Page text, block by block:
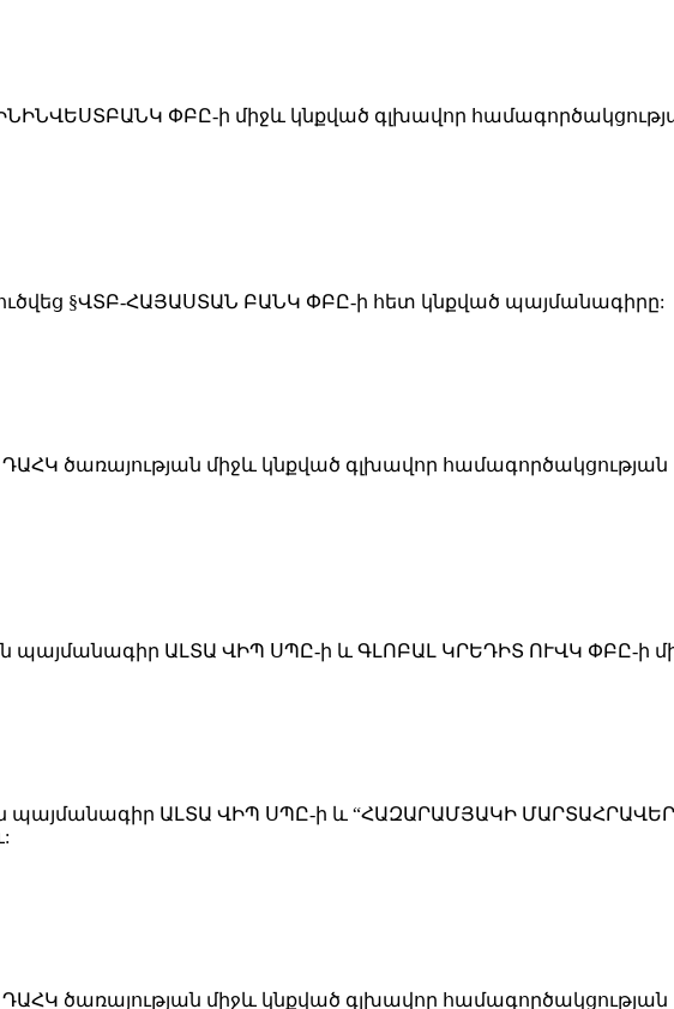
ՓԲԸ-ի միջև կնքված գլխավոր
§ՎՏԲ-ՀԱՅԱՍՏԱՆ ԲԱՆԿ ՓԲԸ-ի հետ կնքված պայմանագիրը:
ծառայության միջև կնքված գլխավոր համագործակցության
պայմանագիր ԱԼՏԱ ՎԻՊ ՍՊԸ-ի և ԳԼՈԲԱԼ ԿՐԵԴԻՏ ՈՒՎԿ ՓԲԸ-ի
պայմանագիր ԱԼՏԱ ՎԻՊ ՍՊԸ-ի և “ՀԱԶԱՐԱՄՅԱԿԻ ՄԱՐՏԱՀՐԱՎԵՐ
ծառայության միջև կնքված գլխավոր համագործակցության